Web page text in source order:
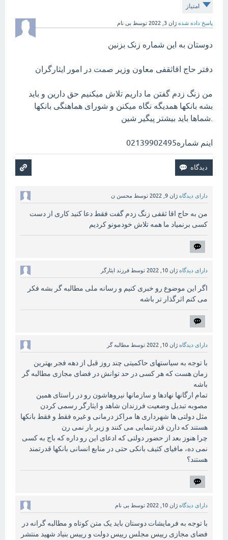
امتیاز
پاسخ داده شده ژان 3, 2022 توسط بی نام
دوستان به این شماره زنک بزنین
دفتر حاج اقاثقفی معاون وزیر صمت در امور ایثارگران
من زنگ زدم گفتن ما داریم تلاش میکنیم حق دارین و باید
بشه بانکها همدیگه نگاه میکنن و شورای هماهنگی بانکها
.شماها باید بیشتر پیگیر شین
اینم شماره02139902495
دارای دیدگاه ژان 9, 2022 توسط محسن ن
من به حاج اقا ثقفی زنگ زدم گفت فقط دعا کنید کاری از دست
کسی برنمیاد ما همه تلاش خودمونو کردیم
دارای دیدگاه ژان 10, 2022 توسط فرزند ایثارگر
اگر این موضوع رو خبری کنیم و رسانه ملی مطالبه گر بشه فکر
می کنم اثرگذار تر باشه
دارای دیدگاه ژان 10, 2022 توسط مطالبه گر
با توجه به سیاستهای حاکمیتی چند روز قبل از دهه فجر بهترین
زمان هست که هر کسی در حد توانش در فضای مجازی مطالبه گر
باشه
تمام ارگانها نهادها و سازمانها نیروهاشون رو در راستای همین
مصوبه تبدیل وضعیت فرزندان شاهد و ایثارگر رسمی کردن
مثل دولتی ها شهرداری ها مراکز درمانی و غیره فقط و فقط بانکها
هستند که دارن قدرتنمایی می کنند و زیر بار نمی رن
چرا هنوز بعد از حضور دولتی که ادعای این رو داره که باج به کسی
نمی ده، مافیای کثیف بانکی حتی در منابع انسانی بانکها قدرتمند
هستند؟
دارای دیدگاه ژان 10, 2022 توسط بی نام
با توجه به فرمایشات دوستان باید یک متن کوتاه و مطالبه گرانه در
فضای مجازی رییس مجلس رییس دولت و رییس بنیاد شهید منتشر